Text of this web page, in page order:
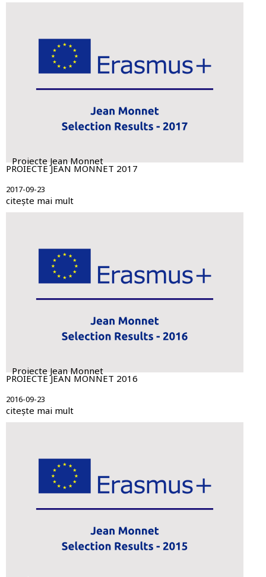
Proiecte Jean Monnet
PROIECTE JEAN MONNET 2017
2017-09-23
citește mai mult
Proiecte Jean Monnet
PROIECTE JEAN MONNET 2016
2016-09-23
citește mai mult